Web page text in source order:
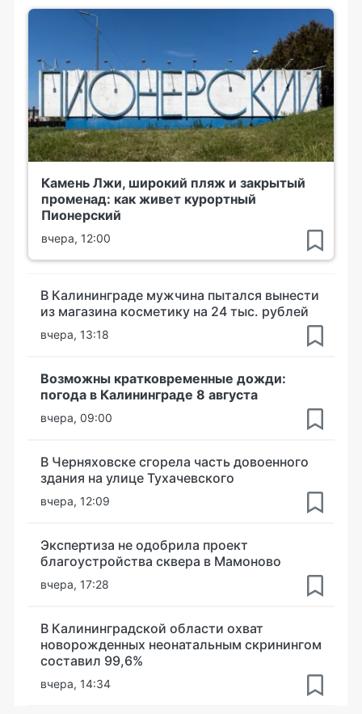
Камень Лжи, широкий пляж и закрытый
променад: как живет курортный
Пионерский
вчера, 12:00
В Калининграде мужчина пытался вынести
из магазина косметику на 24 тыс. рублей
вчера, 13:18
Возможны кратковременные дожди:
погода в Калининграде 8 августа
вчера, 09:00
В Черняховске сгорела часть довоенного
здания на улице Тухачевского
вчера, 12:09
Экспертиза не одобрила проект
благоустройства сквера в Мамоново
вчера, 17:28
В Калининградской области охват
новорожденных неонатальным скринингом
составил 99,6%
вчера, 14:34